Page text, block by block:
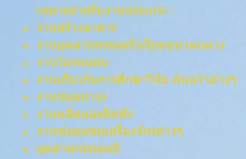
เหมาะสำหรับงานประเภท :
งานสร้างอาคาร
งานอุตสาหกรรมครัวเรือนขนาดกลาง
งานโลหะแผ่น
งานเกี่ยวกับการศึกษาวิจัย ค้นคว้าต่างๆ
งานซ่อมบำรุง
งานผลิตและติดตั้ง
งานซ่อมแซมเครื่องจักรต่างๆ
อุตสาหกรรมเคมี